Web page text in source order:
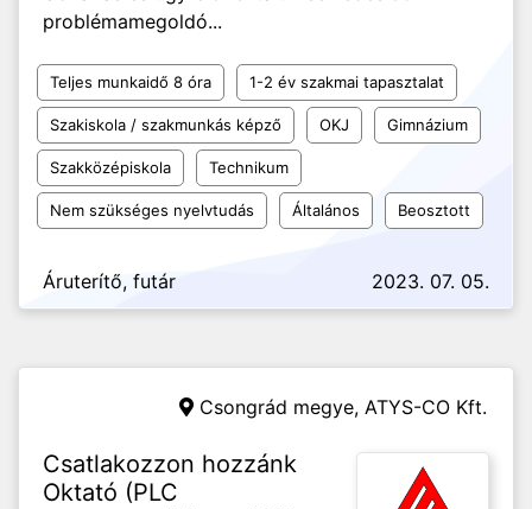
problémamegoldó...
Teljes munkaidő 8 óra 1-2 év szakmai tapasztalat
Szakiskola / szakmunkás képző OKJ Gimnázium
Szakközépiskola Technikum
Nem szükséges nyelvtudás Általános Beosztott
Áruterítő, futár 2023. 07. 05.
Csongrád megye, ATYS-CO Kft.
Csatlakozzon hozzánk
Oktató (PLC